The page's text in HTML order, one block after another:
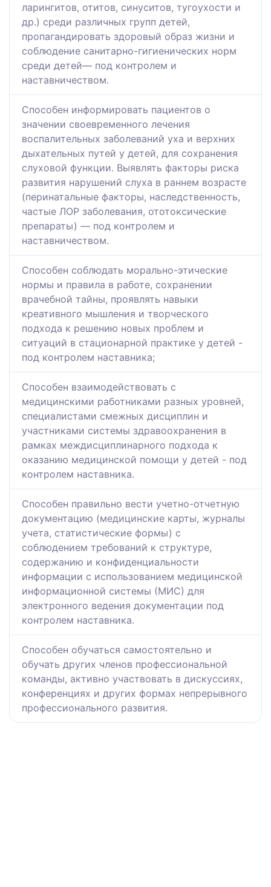
ларингитов, отитов, синуситов, тугоухости и
др.) среди различных групп детей,
пропагандировать здоровый образ жизни и
соблюдение санитарно-гигиенических норм
среди детей— под контролем и
наставничеством.
Способен информировать пациентов о
значении своевременного лечения
воспалительных заболеваний уха и верхних
дыхательных путей у детей, для сохранения
слуховой функции. Выявлять факторы риска
развития нарушений слуха в раннем возрасте
(перинатальные факторы, наследственность,
частые ЛОР заболевания, ототоксические
препараты) — под контролем и
наставничеством.
Способен соблюдать морально-этические
нормы и правила в работе, сохранении
врачебной тайны, проявлять навыки
креативного мышления и творческого
подхода к решению новых проблем и
ситуаций в стационарной практике у детей -
под контролем наставника;
Способен взаимодействовать с
медицинскими работниками разных уровней,
специалистами смежных дисциплин и
участниками системы здравоохранения в
рамках междисциплинарного подхода к
оказанию медицинской помощи у детей - под
контролем наставника.
Способен правильно вести учетно-отчетную
документацию (медицинские карты, журналы
учета, статистические формы) с
соблюдением требований к структуре,
содержанию и конфиденциальности
информации с использованием медицинской
информационной системы (МИС) для
электронного ведения документации под
контролем наставника.
Способен обучаться самостоятельно и
обучать других членов профессиональной
команды, активно участвовать в дискуссиях,
конференциях и других формах непрерывного
профессионального развития.